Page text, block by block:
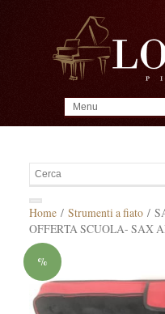
Home/ Strumenti a fiato/
OFFERTA SCUOLA- SAX
%